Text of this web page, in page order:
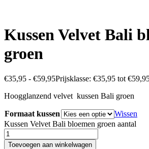
Kussen Velvet Bali
groen
€35,95 - €59,95Prijsklasse: €35,95 tot
Hoogglanzend velvet kussen Bali groen
Formaat kussen
Wissen
Kussen Velvet Bali bloemen groen aantal
Toevoegen aan winkelwagen